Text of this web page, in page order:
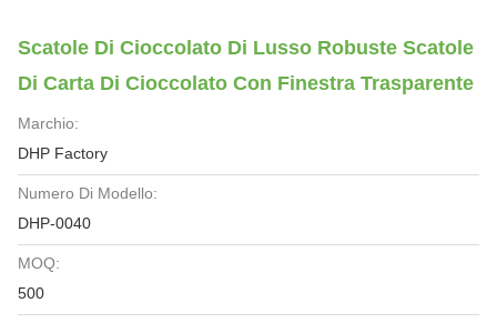
Scatole Di Cioccolato Di Lusso Robuste Scatole
Di Carta Di Cioccolato Con Finestra Trasparente
Marchio:
DHP Factory
Numero Di Modello:
DHP-0040
MOQ:
500